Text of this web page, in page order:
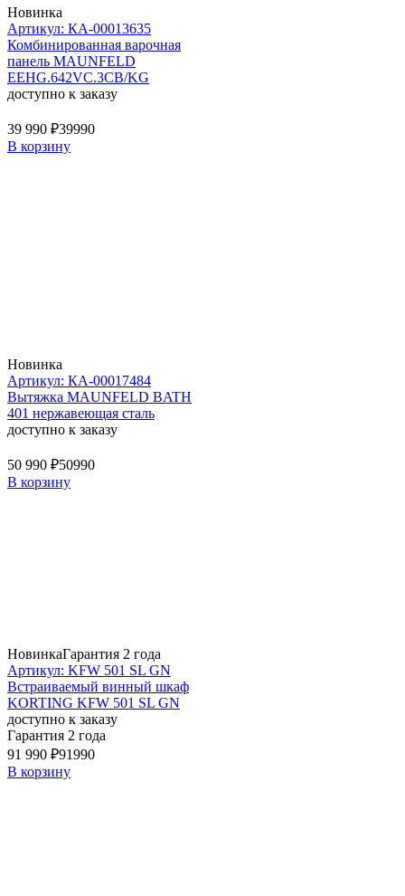
Новинка
Артикул: КА-00013635
Комбинированная варочная
панель MAUNFELD
EEHG.642VC.3CB/KG
доступно к заказу
39 990 ₽39990
В корзину
Новинка
Артикул: КА-00017484
Вытяжка MAUNFELD BATH
401 нержавеющая сталь
доступно к заказу
50 990 ₽50990
В корзину
НовинкаГарантия 2 года
Артикул: KFW 501 SL GN
Встраиваемый винный шкаф
KORTING KFW 501 SL GN
доступно к заказу
Гарантия 2 года
91 990 ₽91990
В корзину